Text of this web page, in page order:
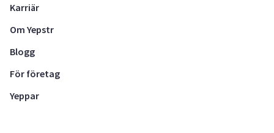
Karriär
Om Yepstr
Blogg
För företag
Yeppar